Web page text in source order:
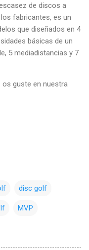
de discos a
fabricantes, es un
que diseñados en 4
básicas de un
5 mediadistancias y 7
guste en nuestra
disc golf
MVP